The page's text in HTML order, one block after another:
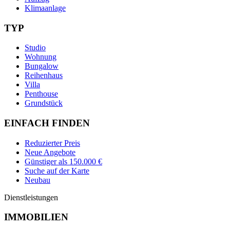
Klimaanlage
TYP
Studio
Wohnung
Bungalow
Reihenhaus
Villa
Penthouse
Grundstück
EINFACH FINDEN
Reduzierter Preis
Neue Angebote
Günstiger als 150.000 €
Suche auf der Karte
Neubau
Dienstleistungen
IMMOBILIEN